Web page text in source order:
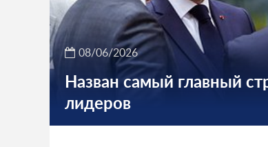
08/06/2026
Назван самый главный
лидеров